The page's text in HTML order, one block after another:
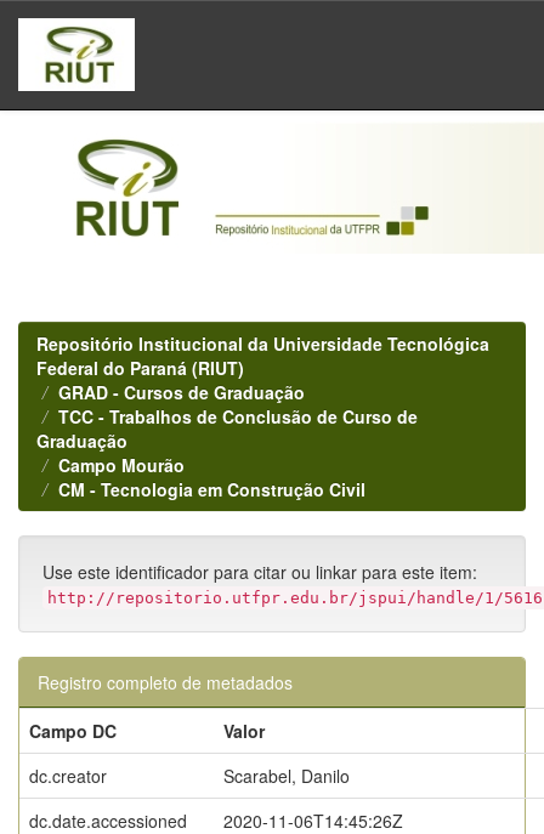
Skip
navigation
Repositório Institucional da Universidade Tecnológica
Federal do Paraná (RIUT)
GRAD - Cursos de Graduação
TCC - Trabalhos de Conclusão de Curso de
Graduação
Campo Mourão
CM - Tecnologia em Construção Civil
Use este identificador para citar ou linkar para este item:
http://repositorio.utfpr.edu.br/jspui/handle/1/5616
Registro completo de metadados
Campo DC
Valor
dc.creator
Scarabel, Danilo
dc.date.accessioned
2020-11-06T14:45:26Z